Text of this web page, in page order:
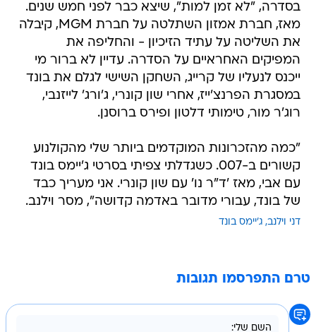
בסדרה, "לא זמן למות", שיצא כבר לפני חמש שנים.
מאז, חברת אמזון השתלטה על חברת MGM, קיבלה
את השליטה על עתיד הזיכיון - והחליפה את
המפיקים האחראיים על הסדרה. עדיין לא ברור מי
ייכנס לנעליו של קרייג, השחקן השישי לגלם את בונד
במסגרת הפרנצ'ייז, אחרי שון קונרי, ג'ורג' לייזנבי,
רוג'ר מור, טימותי דלטון ופירס ברוסנן.
"כמה מהזכרונות המוקדמים ביותר שלי מהקולנוע
קשורים ב-007. כשגדלתי צפיתי בסרטי ג'יימס בונד
עם אבי, מאז 'ד"ר נו' עם שון קונרי. אני מעריך כבד
של בונד, עבורי מדובר באדמה קדושה", מסר וילנב.
דני וילנב ג'יימס בונד
טרם התפרסמו תגובות